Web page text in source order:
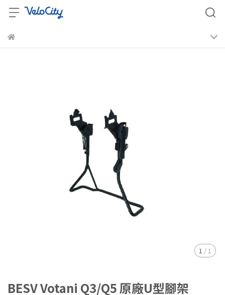
1 / 1
BESV Votani Q3/Q5 原廠U型腳架